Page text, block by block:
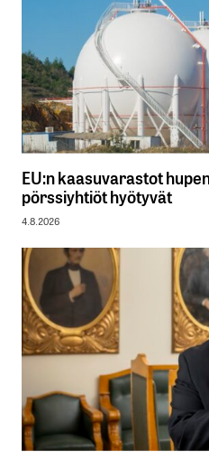
EU:n kaasuvarastot
pörssiyhtiöt hyötyvät
4.8.2026